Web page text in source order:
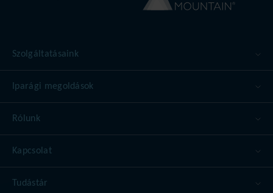
Szolgáltatásaink
Iparági megoldások
Rólunk
Kapcsolat
Tudástár